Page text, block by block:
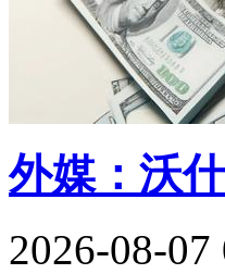
外媒：沃
2026-08-07